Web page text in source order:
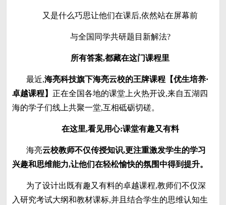
又是什么巧思让他们在课后,依然站在屏幕前
与全国同学共研题目新解法?
所有答案,都藏在这门课程里
最近,海亮科技旗下海亮云校的王牌课程【优生培养·
卓越课程】 正在全国各地的课堂上火热开设,来自五湖四
海的学子们线上共聚一堂,互相砥砺切磋。
在这里,看见用心:课堂有趣又有料
海亮云校教师不仅传授知识,更注重激发学生的学习
兴趣和思维能力,让他们在轻松愉快的氛围中得到提升。
为了设计出既有趣又有料的卓越课程,教师们不仅深
入研究考试大纲和教材课标,并且结合学生的思维认知生